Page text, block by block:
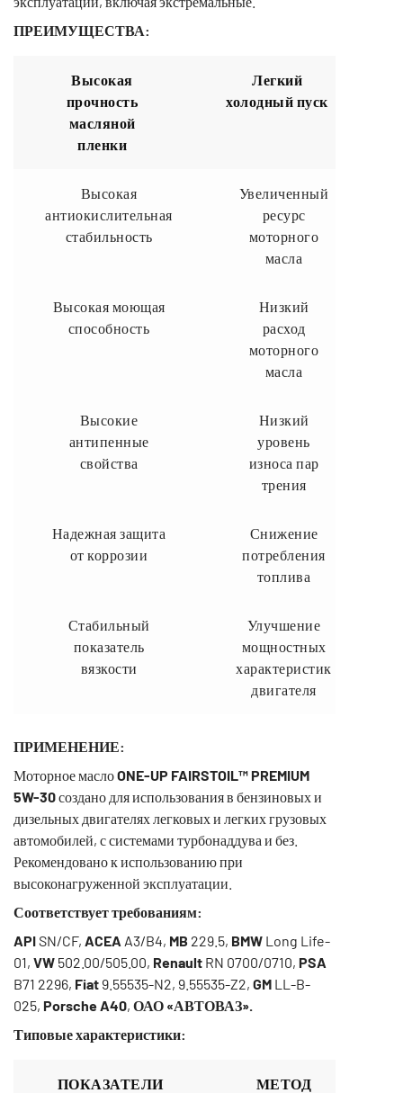
ПРЕИМУЩЕСТВА:
Высокая
прочность
масляной
пленки
Легкий
холодный пуск
прочность
масляной пленки
холодный
пуск
Высокая
антиокислительная
стабильность
Увеличенный
ресурс
моторного
масла
Высокая моющая
способность
Низкий
расход
моторного
масла
Высокие
антипенные
свойства
Низкий
уровень
износа пар
трения
Надежная защита
от коррозии
Снижение
потребления
топлива
Стабильный
показатель
вязкости
Улучшение
мощностных
характеристик
двигателя
ПРИМЕНЕНИЕ:
Моторное маслоONE-UP FAIRSTOIL™PREMIUM
5W-30создано для использования в бензиновых и
дизельных двигателях легковых и легких грузовых
автомобилей, с системами турбонаддува и без.
Рекомендовано к использованию при
высоконагруженной эксплуатации.
Соответствует требованиям:
APISN/CF, ACEA A3/B4, MB 229.5, BMW Long Life-
01, VW 502.00/505.00, Renault RN 0700/0710, PSA
B71 2296, Fiat 9.55535-N2, 9.55535-Z2, GM LL-B-
025, Porsche A40, ОАО «АВТОВАЗ».
Типовые характеристики:
ПОКАЗАТЕЛИ МЕТОД